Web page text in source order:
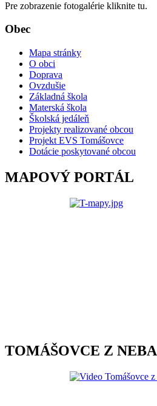
Pre zobrazenie fotogalérie kliknite tu.
Obec
Mapa stránky
O obci
Doprava
Ovzdušie
Základná škola
Materská škola
Školská jedáleň
Projekty realizované obcou
Projekt EVS Tomášovce
Dotácie poskytované obcou
MAPOVÝ PORTÁL
TOMÁŠOVCE Z NEBA